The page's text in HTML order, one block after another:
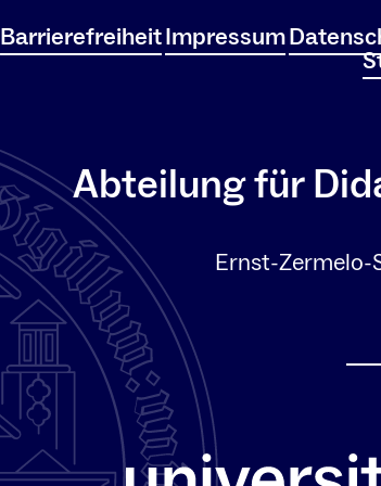
BarrierefreiheitImpressum
Abteilung für
Ernst-Zermelo-